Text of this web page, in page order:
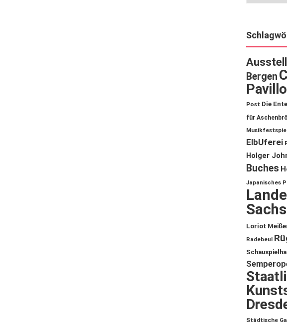
Bergen
Post Die
für
ElbUferei
Holger
Buches
Japanisches
Loriot
Radebeul
Städtische